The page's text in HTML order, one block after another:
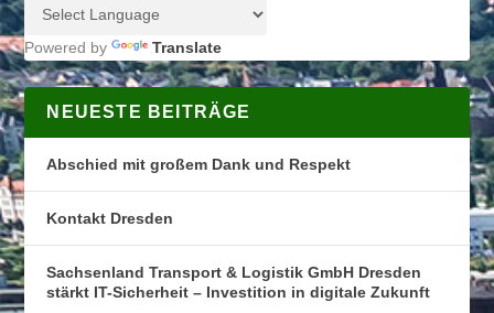
Powered by Translate
NEUESTE BEITRÄGE
Abschied mit großem Dank und Respekt
Kontakt Dresden
Sachsenland Transport & Logistik GmbH Dresden
stärkt IT-Sicherheit – Investition in digitale Zukunft